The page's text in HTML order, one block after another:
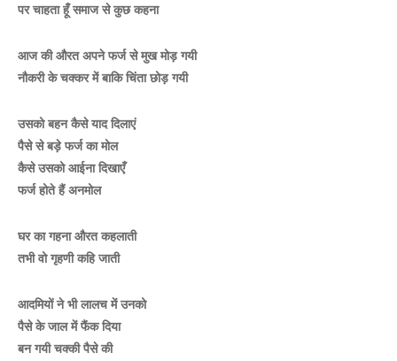
पर चाहता हूँ समाज से कुछ कहना
आज की औरत अपने फर्ज से मुख मोड़ गयी
नौकरी के चक्कर में बाकि चिंता छोड़ गयी
उसको बहन कैसे याद दिलाएं
पैसे से बड़े फर्ज का मोल
कैसे उसको आईना दिखाएँ
फर्ज होते हैं अनमोल
घर का गहना औरत कहलाती
तभी वो गृहणी कहि जाती
आदमियों ने भी लालच में उनको
पैसे के जाल में फैंक दिया
बन गयी चक्की पैसे की